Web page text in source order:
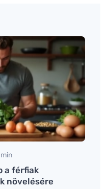
min
a férfiak
növelésére